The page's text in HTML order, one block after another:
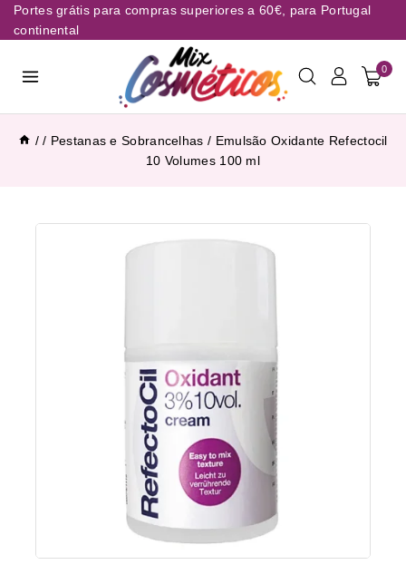
Portes grátis para compras superiores a 60€, para Portugal
continental
0
/ / Pestanas e Sobrancelhas / Emulsão Oxidante Refectocil
10 Volumes 100 ml